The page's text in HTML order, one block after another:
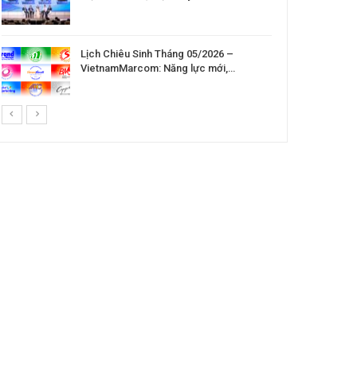
Lịch Chiêu Sinh Tháng 05/2026 –
VietnamMarcom: Năng lực mới,…